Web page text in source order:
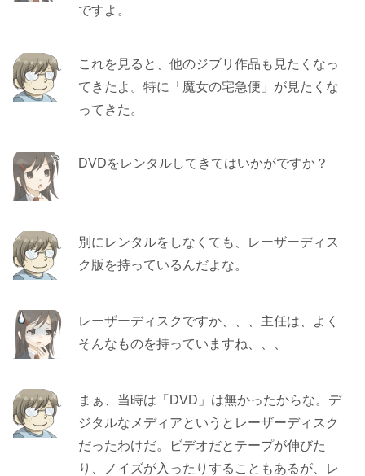
ですよ。
これを見ると、他のジブリ作品も見たくなっ
てきたよ。特に「魔女の宅急便」が見たくな
ってきた。
DVDをレンタルしてきてはいかがですか？
別にレンタルをしなくても、レーザーディス
ク版を持っているんだよな。
レーザーディスクですか、、、主任は、よく
そんなものを持っていますね、、、
まぁ、当時は「DVD」は無かったからな。デ
ジタルなメディアというとレーザーディスク
だったわけだ。ビデオだとテープが伸びた
り、ノイズが入ったりすることもあるが、レ